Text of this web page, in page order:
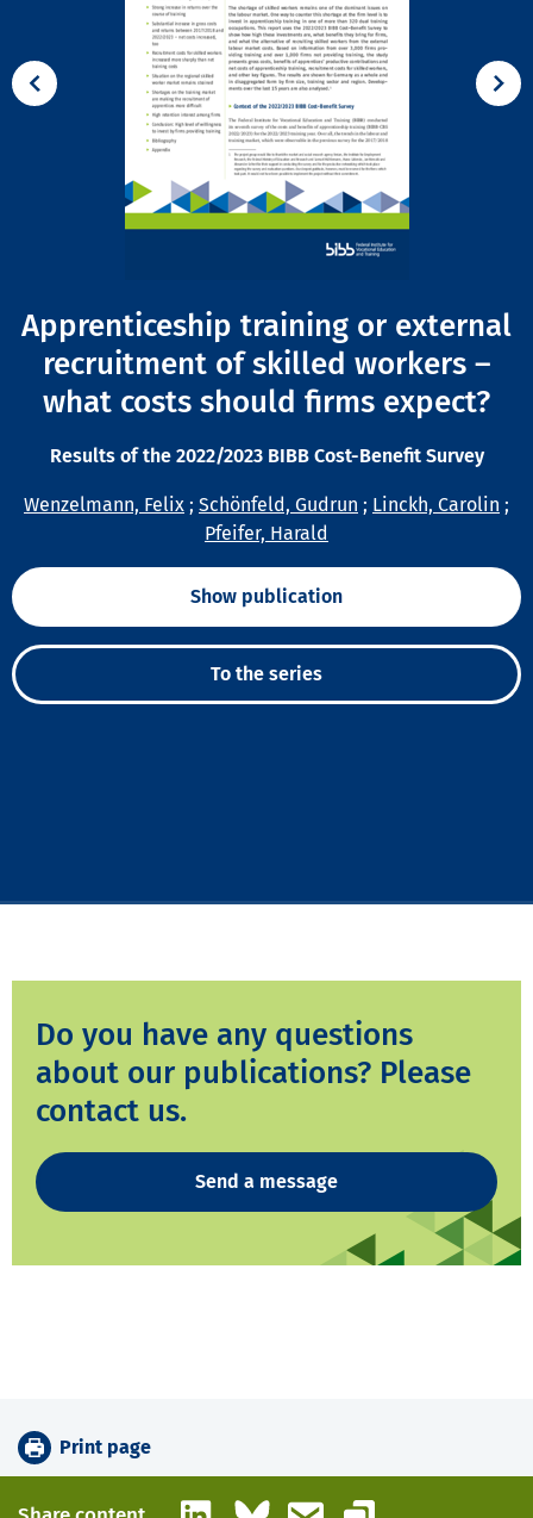
Apprenticeship training or external
recruitment of skilled workers –
what costs should firms expect?
Results of the 2022/2023 BIBB Cost-Benefit Survey
Wenzelmann, Felix ; Schönfeld, Gudrun ; Linckh, Carolin ;
Pfeifer, Harald
Show publication
To the series
Do you have any questions
about our publications? Please
contact us.
Send a message
Print page
LinkedInBlueskyEmail